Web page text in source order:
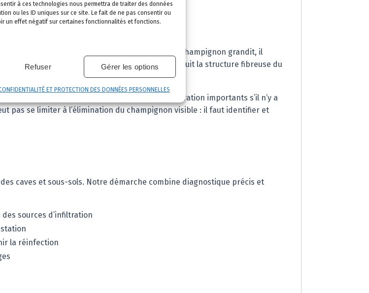
à ces technologies nous permettra de traiter des données
ou les ID uniques sur ce site. Le fait de ne pas consentir ou
un effet négatif sur certaines fonctionnalités et fonctions.
Refuser Gérer les options
ET PROTECTION DES DONNÉES PERSONNELLES
danger réel pour votre patrimoine. Lorsque le champignon grandit, il
charpente — en créant un mycelium qui détruit la structure fibreuse du
bâtiment et peut entraîner des coûts de restauration importants s’il n’y a
pas se limiter à l’élimination du champignon visible : il faut identifier et
caves et sous-sols. Notre démarche combine diagnostique précis et
sources d’infiltration
la réinfection